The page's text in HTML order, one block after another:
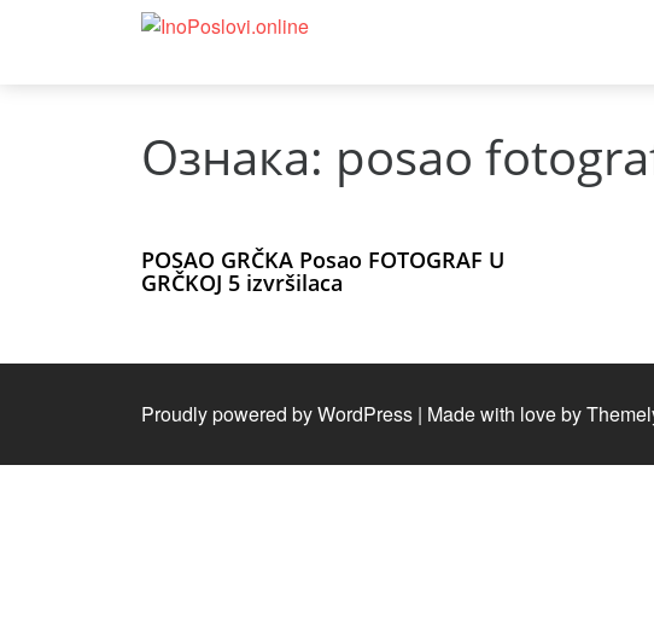
Ознака: posao
POSAO GRČKA Posao FOTOGRAF U
GRČKOJ 5 izvršilaca
Proudly powered by WordPress | Made with love by